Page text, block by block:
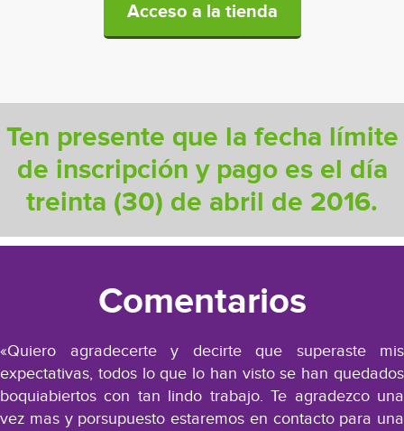
Acceso a la tienda
Ten presente que la fecha límite
de inscripción y pago es el día
treinta (30) de abril de 2016.
Comentarios
«Quiero agradecerte y decirte que superaste mis
expectativas, todos lo que lo han visto se han quedados
boquiabiertos con tan lindo trabajo. Te agradezco una
vez mas y porsupuesto estaremos en contacto para una